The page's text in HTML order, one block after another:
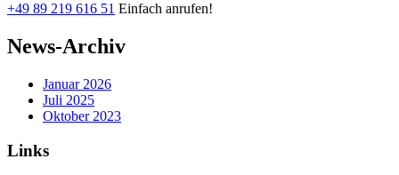
+49 89 219 616 51 Einfach anrufen!
News-Archiv
Januar 2026
Juli 2025
Oktober 2023
Links